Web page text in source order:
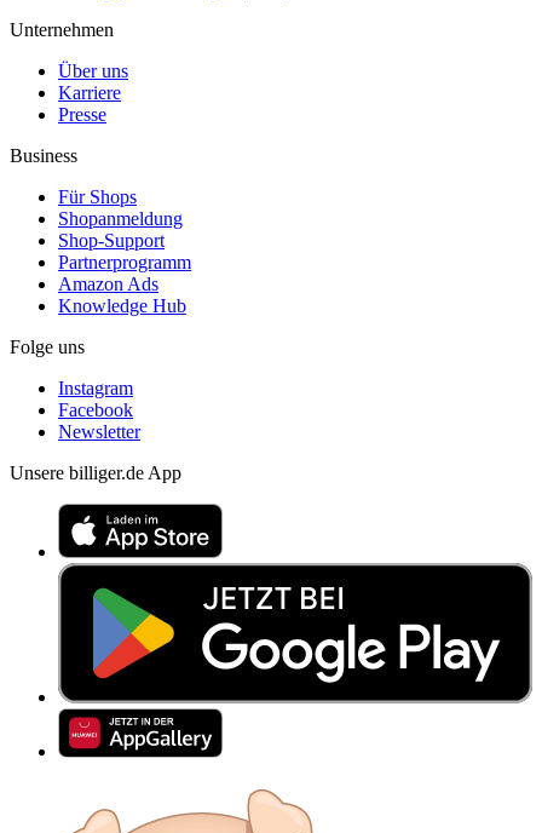
Unternehmen
Über uns
Karriere
Presse
Business
Für Shops
Shopanmeldung
Shop-Support
Partnerprogramm
Amazon Ads
Knowledge Hub
Folge uns
Instagram
Facebook
Newsletter
Unsere billiger.de App